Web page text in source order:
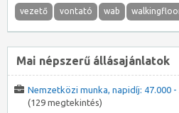
vezető vontató wab
Mai népszerű állásajánlatok
Nemzetközi munka, napidíj: 47.000 -
(129 megtekintés)